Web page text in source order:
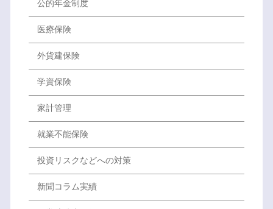
公的年金制度
医療保険
外貨建保険
学資保険
家計管理
就業不能保険
投資リスクなどへの対策
新聞コラム実績